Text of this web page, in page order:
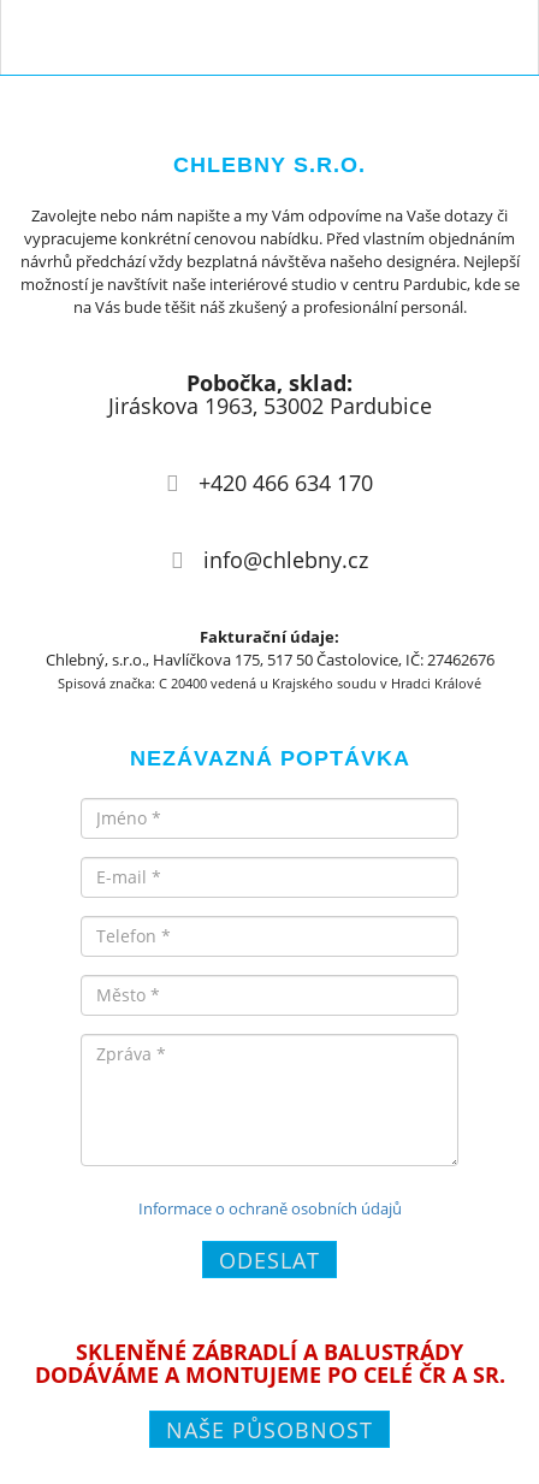
CHLEBNY S.R.O.
Zavolejte nebo nám napište a my Vám odpovíme na Vaše dotazy či
vypracujeme konkrétní cenovou nabídku. Před vlastním objednáním
návrhů předchází vždy bezplatná návštěva našeho designéra. Nejlepší
možností je navštívit naše interiérové studio v centru Pardubic, kde se
na Vás bude těšit náš zkušený a profesionální personál.
Pobočka, sklad:
Jiráskova 1963, 53002 Pardubice
+420 466 634 170
info@chlebny.cz
Fakturační údaje:
Chlebný, s.r.o., Havlíčkova 175, 517 50 Častolovice, IČ: 27462676
Spisová značka: C 20400 vedená u Krajského soudu v Hradci Králové
NEZÁVAZNÁ POPTÁVKA
Informace o ochraně osobních údajů
ODESLAT
SKLENĚNÉ ZÁBRADLÍ A BALUSTRÁDY
DODÁVÁME A MONTUJEME PO CELÉ ČR A SR.
NAŠE PŮSOBNOST